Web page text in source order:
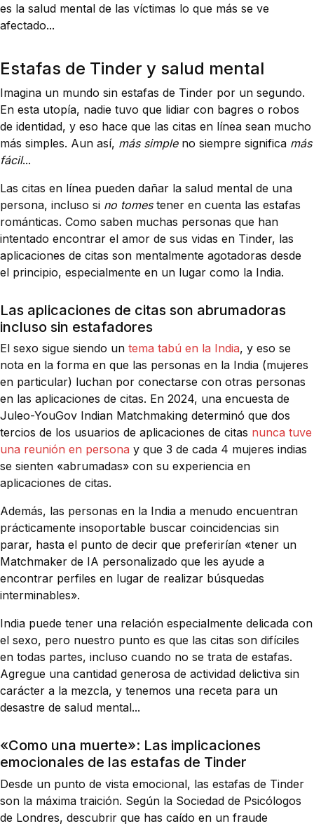
es la salud mental de las víctimas lo que más se ve
afectado...
Estafas de Tinder y salud mental
Imagina un mundo sin estafas de Tinder por un segundo.
En esta utopía, nadie tuvo que lidiar con bagres o robos
de identidad, y eso hace que las citas en línea sean mucho
más simples. Aun así, más simpleno siempre significa más
fácil...
Las citas en línea pueden dañar la salud mental de una
persona, incluso si no tomestener en cuenta las estafas
románticas. Como saben muchas personas que han
intentado encontrar el amor de sus vidas en Tinder, las
aplicaciones de citas son mentalmente agotadoras desde
el principio, especialmente en un lugar como la India.
Las aplicaciones de citas son abrumadoras
incluso sin estafadores
El sexo sigue siendo un tema tabú en la India, y eso se
nota en la forma en que las personas en la India (mujeres
en particular) luchan por conectarse con otras personas
en las aplicaciones de citas. En 2024, una encuesta de
Juleo-YouGov Indian Matchmaking determinó que dos
tercios de los usuarios de aplicaciones de citas nunca tuve
una reunión en persona y que 3 de cada 4 mujeres indias
se sienten «abrumadas» con su experiencia en
aplicaciones de citas.
Además, las personas en la India a menudo encuentran
prácticamente insoportable buscar coincidencias sin
parar, hasta el punto de decir que preferirían «tener un
Matchmaker de IA personalizado que les ayude a
encontrar perfiles en lugar de realizar búsquedas
interminables».
India puede tener una relación especialmente delicada con
el sexo, pero nuestro punto es que las citas son difíciles
en todas partes, incluso cuando no se trata de estafas.
Agregue una cantidad generosa de actividad delictiva sin
carácter a la mezcla, y tenemos una receta para un
desastre de salud mental...
«Como una muerte»: Las implicaciones
emocionales de las estafas de Tinder
Desde un punto de vista emocional, las estafas de Tinder
son la máxima traición. Según la Sociedad de Psicólogos
de Londres, descubrir que has caído en un fraude